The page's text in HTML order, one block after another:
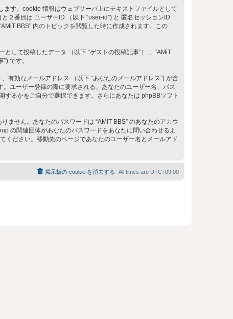
す。cookie 情報はウェブサーバ上にテキストファイルとして
２番目は ユーザーID （以下 “user-id”) と 匿名セッションID
BBS” 内のトピックを閲覧した時に作成されます。この
して投稿したデータ （以下 “ゲストの投稿記事”） 、“AMiT
です。
有効なメールアドレス （以下 “あなたのメールアドレス”) が含
ユーザー登録の際に要求される、あなたのユーザー名、パス
るかをご自分で選択できます。さらにあなたは phpBBソフト
ません。あなたのパスワードは “AMiT BBS” のあなたのアカウ
の関連団体があなたのパスワードをあなたに問い合わせるよ
ください。移動先のページであなたのユーザー名とメールアド
All times are UTC+09:00
掲示板の cookie を消去する